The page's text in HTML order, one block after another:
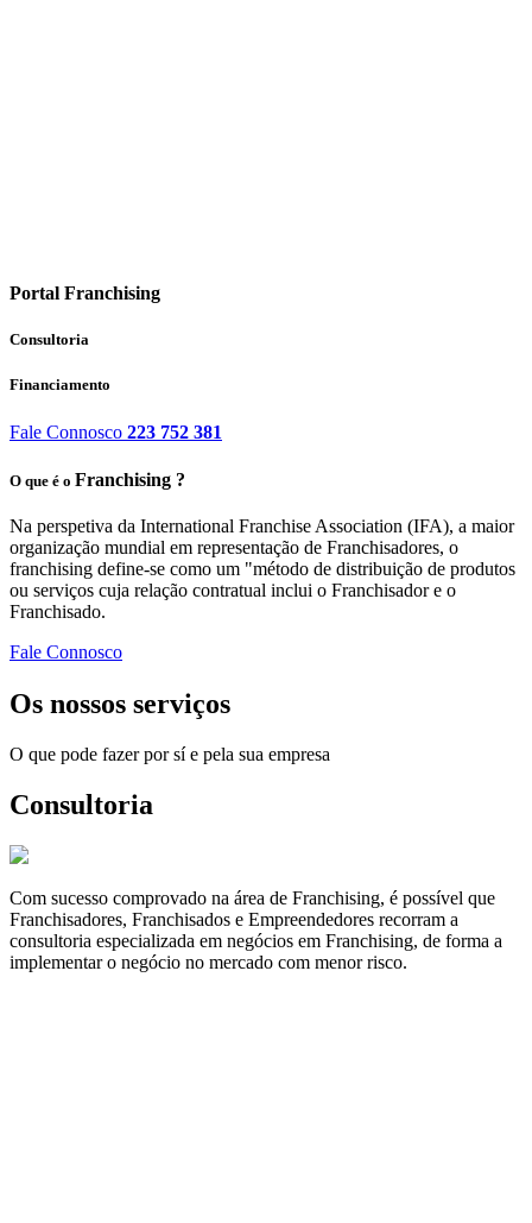
Portal Franchising
Consultoria
Financiamento
Fale Connosco 223 752 381
O que é o Franchising ?
Na perspetiva da International Franchise Association (IFA), a maior
organização mundial em representação de Franchisadores, o
franchising define-se como um "método de distribuição de produtos
ou serviços cuja relação contratual inclui o Franchisador e o
Franchisado.
Fale Connosco
Os nossos serviços
O que pode fazer por sí e pela sua empresa
Consultoria
Com sucesso comprovado na área de Franchising, é possível que
Franchisadores, Franchisados e Empreendedores recorram a
consultoria especializada em negócios em Franchising, de forma a
implementar o negócio no mercado com menor risco.